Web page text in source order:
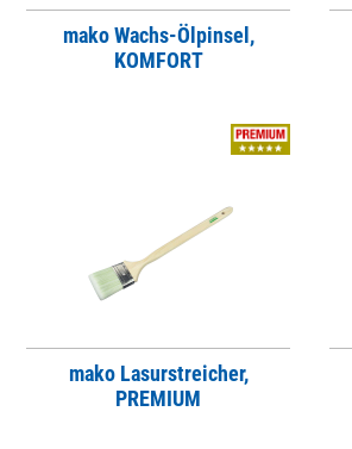
mako Wachs-Ölpinsel,
KOMFORT
mako Lasurstreicher,
PREMIUM